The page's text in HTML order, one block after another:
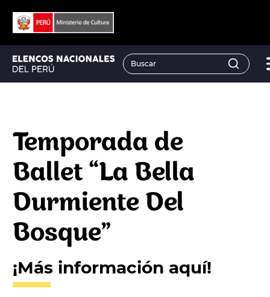
Temporada de
Ballet “La Bella
Durmiente Del
Bosque”
¡Más información aquí!